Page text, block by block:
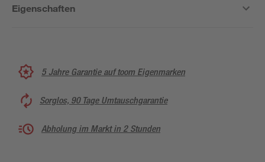
Eigenschaften
5 Jahre Garantie auf toom Eigenmarken
Sorglos, 90 Tage Umtauschgarantie
Abholung im Markt in 2 Stunden